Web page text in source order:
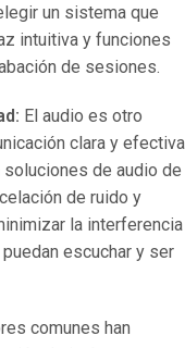
un sistema que
intuitiva y funciones
de sesiones.
El audio es otro
clara y efectiva
de audio de
de ruido y
la interferencia
escuchar y ser
comunes han